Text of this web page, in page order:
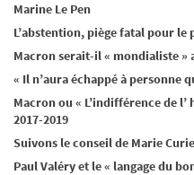
Marine Le Pen
L’abstention, piège fatal pour le
Macron serait-il « mondialiste »
« Il n’aura échappé à
Macron ou « L’indifférence de l’
2017-2019
Suivons le conseil de Marie Curie
Paul Valéry et le « langage du